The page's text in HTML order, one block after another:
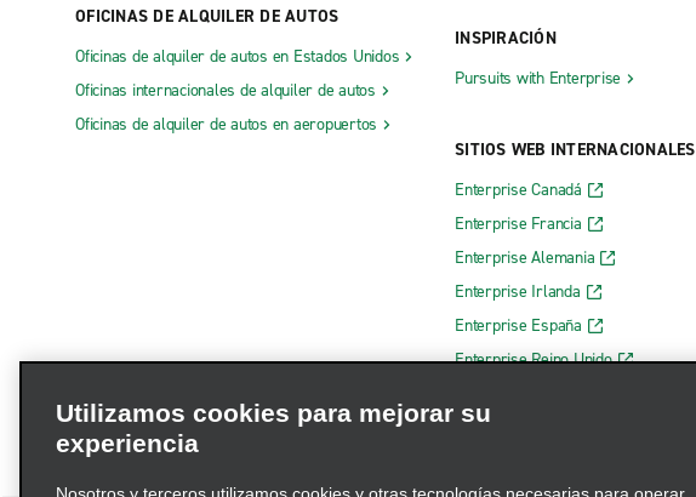
OFICINAS DE ALQUILER DE AUTOS
Oficinas de alquiler de autos en Estados Unidos
Oficinas internacionales de alquiler de autos
Oficinas de alquiler de autos en aeropuertos
INSPIRACIÓN
Pursuits with Enterprise
SITIOS WEB INTERNACIONALES
Enterprise Canadá
Enterprise Francia
Enterprise Alemania
Enterprise Irlanda
Enterprise España
Enterprise Reino Unido
Utilizamos cookies para mejorar su
experiencia